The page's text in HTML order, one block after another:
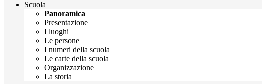
Scuola
Panoramica
Presentazione
I luoghi
Le persone
I numeri della scuola
Le carte della scuola
Organizzazione
La storia